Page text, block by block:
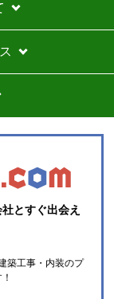
とすぐ出会え
築工事・内装のプ